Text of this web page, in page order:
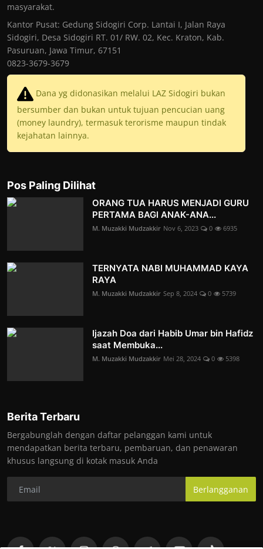
masyarakat.
Kantor Pusat: Gedung Sidogiri Corp. Lantai I, Jalan Raya
Sidogiri, Desa Sidogiri RT. 01/ RW. 02, Kec. Kraton, Kab.
Pasuruan, Jawa Timur, 67151
0823-3679-3679
Dana yg didonasikan melalui LAZ Sidogiri bukan
bersumber dan bukan untuk tujuan pencucian uang
(money laundry), termasuk terorisme maupun tindak
kejahatan lainnya.
Pos Paling Dilihat
ORANG TUA HARUS MENJADI GURU
PERTAMA BAGI ANAK-ANA...
M. Muzakki Mudzakkir Nov 6, 2023 0 6935
TERNYATA NABI MUHAMMAD KAYA
RAYA
M. Muzakki Mudzakkir Sep 8, 2024 0 5739
Ijazah Doa dari Habib Umar bin Hafidz
saat Membuka...
M. Muzakki Mudzakkir Mei 28, 2024 0 5398
Berita Terbaru
Bergabunglah dengan daftar pelanggan kami untuk
mendapatkan berita terbaru, pembaruan, dan penawaran
khusus langsung di kotak masuk Anda
Berlangganan